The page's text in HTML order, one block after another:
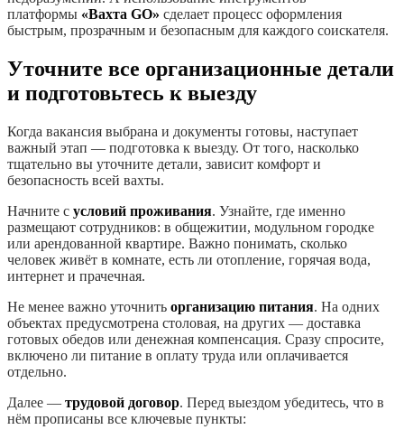
платформы «Вахта GO» сделает процесс оформления
быстрым, прозрачным и безопасным для каждого соискателя.
Уточните все организационные детали
и подготовьтесь к выезду
Когда вакансия выбрана и документы готовы, наступает
важный этап — подготовка к выезду. От того, насколько
тщательно вы уточните детали, зависит комфорт и
безопасность всей вахты.
Начните с условий проживания. Узнайте, где именно
размещают сотрудников: в общежитии, модульном городке
или арендованной квартире. Важно понимать, сколько
человек живёт в комнате, есть ли отопление, горячая вода,
интернет и прачечная.
Не менее важно уточнить организацию питания. На одних
объектах предусмотрена столовая, на других — доставка
готовых обедов или денежная компенсация. Сразу спросите,
включено ли питание в оплату труда или оплачивается
отдельно.
Далее — трудовой договор. Перед выездом убедитесь, что в
нём прописаны все ключевые пункты: